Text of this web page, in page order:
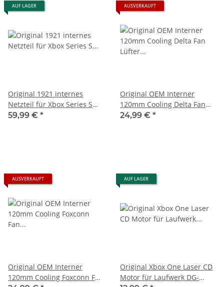
AUF LAGER
Original 1921 internes
Netzteil für Xbox Series S
Spielkonsole 220V
59,99 € *
AUSVERKAUFT
Original OEM Interner
120mm Cooling Delta Fan
Lüfter 1883 Für Microsoft
24,99 € *
AUSVERKAUFT
Original OEM Interner
120mm Cooling Foxconn Fan
AUF LAGER
Original Xbox One Laser CD
Motor für Laufwerk DG-